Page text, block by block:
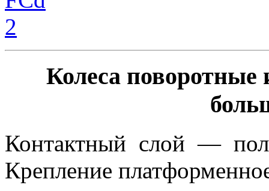
Колеса поворотные
Контактный слой —
Крепление